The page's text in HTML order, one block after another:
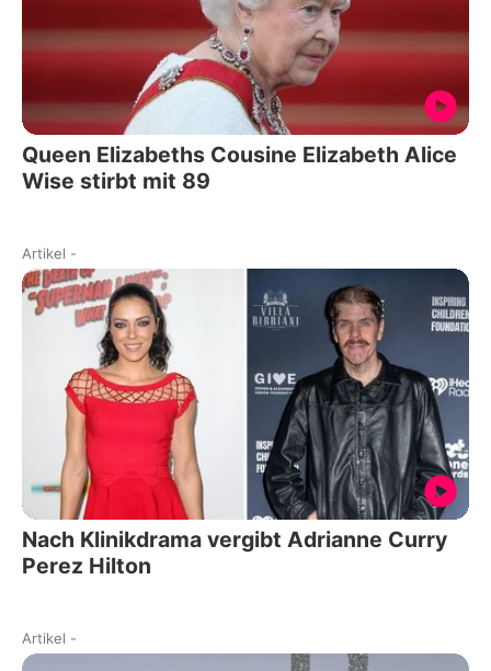
Queen Elizabeths Cousine Elizabeth Alice
Wise stirbt mit 89
Artikel -
Nach Klinikdrama vergibt Adrianne Curry
Perez Hilton
Artikel -